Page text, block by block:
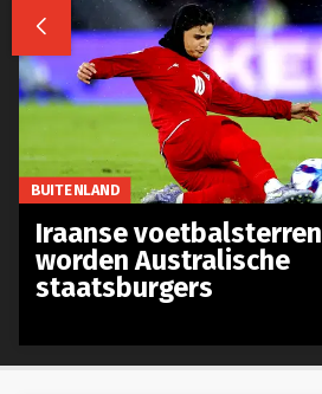

BUITENLAND
Iraanse voetbalsterren
worden Australische
staatsburgers